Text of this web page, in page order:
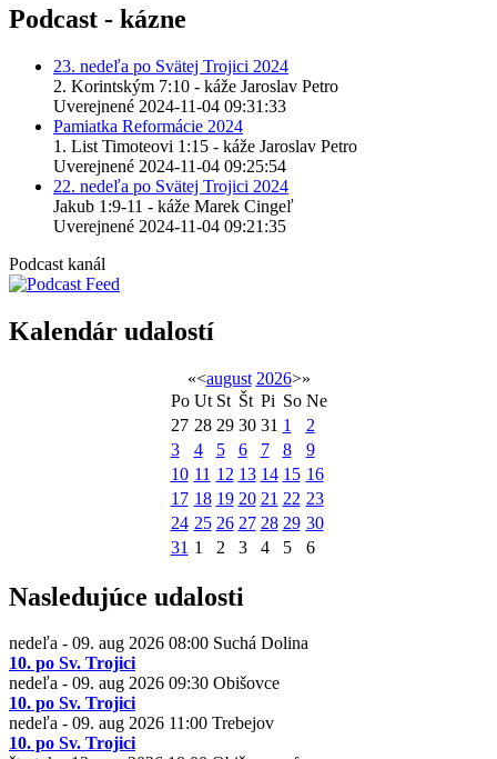
Podcast - kázne
23. nedeľa po Svätej Trojici 2024
2. Korintským 7:10 - káže Jaroslav Petro
Uverejnené 2024-11-04 09:31:33
Pamiatka Reformácie 2024
1. List Timoteovi 1:15 - káže Jaroslav Petro
Uverejnené 2024-11-04 09:25:54
22. nedeľa po Svätej Trojici 2024
Jakub 1:9-11 - káže Marek Cingeľ
Uverejnené 2024-11-04 09:21:35
Podcast kanál
Kalendár udalostí
«<august 2026>»
Po Ut St Št Pi So Ne
27 28 29 30 31 1
2
3
4 5 6 7 8
9
10 11 12 13 14 15 16
17 18 19 20 21 22 23
24 25 26 27 28 29 30
31 1 2 3 4 5 6
Nasledujúce udalosti
nedeľa - 09. aug 2026 08:00 Suchá Dolina
10. po Sv. Trojici
nedeľa - 09. aug 2026 09:30 Obišovce
10. po Sv. Trojici
nedeľa - 09. aug 2026 11:00 Trebejov
10. po Sv. Trojici